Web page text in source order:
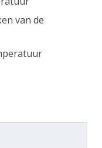
van de